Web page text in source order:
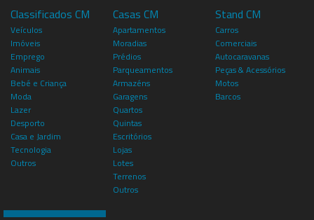
Classificados CM
Veículos
Imóveis
Emprego
Animais
Bebé e Criança
Moda
Lazer
Desporto
Casa e Jardim
Tecnologia
Outros
Casas CM
Apartamentos
Moradias
Prédios
Parqueamentos
Armazéns
Garagens
Quartos
Quintas
Escritórios
Lojas
Lotes
Terrenos
Outros
Stand CM
Carros
Comerciais
Autocaravanas
Peças & Acessórios
Motos
Barcos